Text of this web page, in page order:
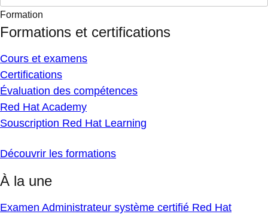
Formation
Formations et certifications
Cours et examens
Certifications
Évaluation des compétences
Red Hat Academy
Souscription Red Hat Learning
Découvrir les formations
À la une
Examen Administrateur système certifié Red Hat